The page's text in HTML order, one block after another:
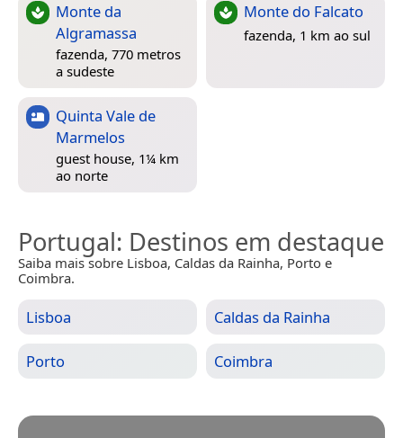
Monte da
Algramassa
fazenda, 770 metros
a sudeste
Monte do Falcato
fazenda, 1 km ao sul
Quinta Vale de
Marmelos
guest house, 1¼ km
ao norte
Portugal: Destinos em destaque
Saiba mais sobre Lisboa, Caldas da Rainha, Porto e
Coimbra.
Lisboa Caldas da Rainha
Porto Coimbra